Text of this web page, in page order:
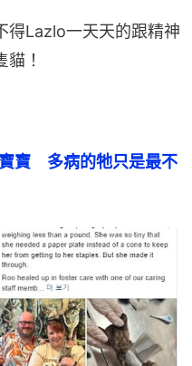
得Lazlo一天天的跟精神
！
寶　多病的牠只是最不